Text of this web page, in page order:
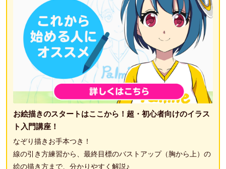
お絵描きのスタートはここから！超・初心者向けのイラス
ト入門講座！
なぞり描きお手本つき！
線の引き方練習から、最終目標のバストアップ（胸から上）の
絵の描き方まで、分かりやすく解説♪